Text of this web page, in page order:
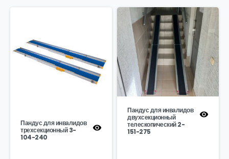
Пандус для инвалидов
трехсекционный 3-
104-240
Пандус для инвалидов
двухсекционный
телескопический 2-
151-275